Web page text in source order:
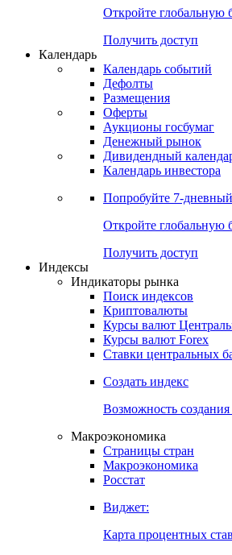
Откройте глобальную
Получить доступ
Календарь
Календарь событий
Дефолты
Размещения
Оферты
Аукционы госбумаг
Денежный рынок
Дивидендный
Календарь инвестора
Попробуйте 7-дневный
Откройте глобальную
Получить доступ
Индексы
Индикаторы рынка
Поиск индексов
Криптовалюты
Курсы валют
Курсы валют Forex
Ставки центральных
Создать индекс
Возможность создания
Макроэкономика
Страницы стран
Макроэкономика
Росстат
Виджет:
Карта процентных